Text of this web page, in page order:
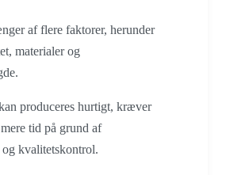
af flere faktorer, herunder
materialer og
produceres hurtigt, kræver
tid på grund af
kvalitetskontrol.